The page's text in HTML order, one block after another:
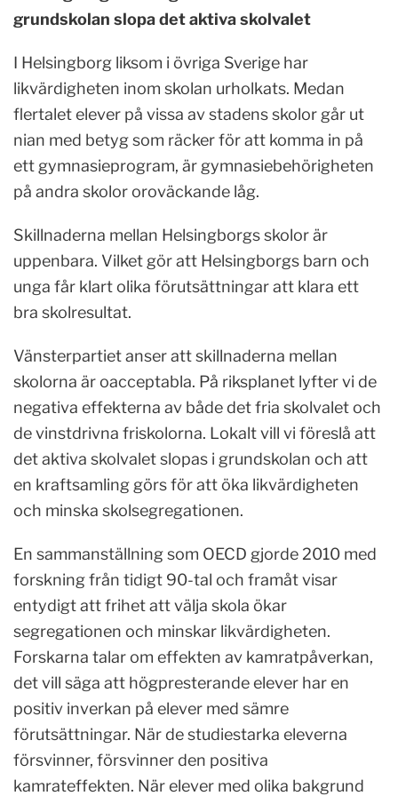
grundskolan slopa det aktiva skolvalet
I Helsingborg liksom i övriga Sverige har
likvärdigheten inom skolan urholkats. Medan
flertalet elever på vissa av stadens skolor går ut
nian med betyg som räcker för att komma in på
ett gymnasieprogram, är gymnasiebehörigheten
på andra skolor oroväckande låg.
Skillnaderna mellan Helsingborgs skolor är
uppenbara. Vilket gör att Helsingborgs barn och
unga får klart olika förutsättningar att klara ett
bra skolresultat.
Vänsterpartiet anser att skillnaderna mellan
skolorna är oacceptabla. På riksplanet lyfter vi de
negativa effekterna av både det fria skolvalet och
de vinstdrivna friskolorna. Lokalt vill vi föreslå att
det aktiva skolvalet slopas i grundskolan och att
en kraftsamling görs för att öka likvärdigheten
och minska skolsegregationen.
En sammanställning som OECD gjorde 2010 med
forskning från tidigt 90-tal och framåt visar
entydigt att frihet att välja skola ökar
segregationen och minskar likvärdigheten.
Forskarna talar om effekten av kamratpåverkan,
det vill säga att högpresterande elever har en
positiv inverkan på elever med sämre
förutsättningar. När de studiestarka eleverna
försvinner, försvinner den positiva
kamrateffekten. När elever med olika bakgrund